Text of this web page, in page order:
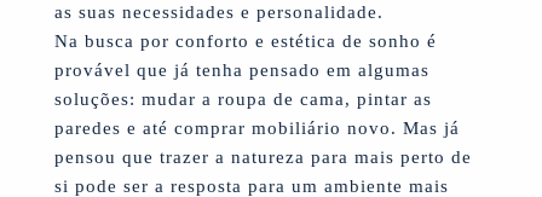
as suas necessidades e personalidade.
Na busca por conforto e estética de sonho é
provável que já tenha pensado em algumas
soluções: mudar a roupa de cama, pintar as
paredes e até comprar mobiliário novo. Mas já
pensou que trazer a natureza para mais perto de
si pode ser a resposta para um ambiente mais